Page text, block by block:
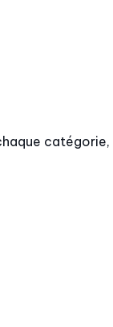
catégorie,